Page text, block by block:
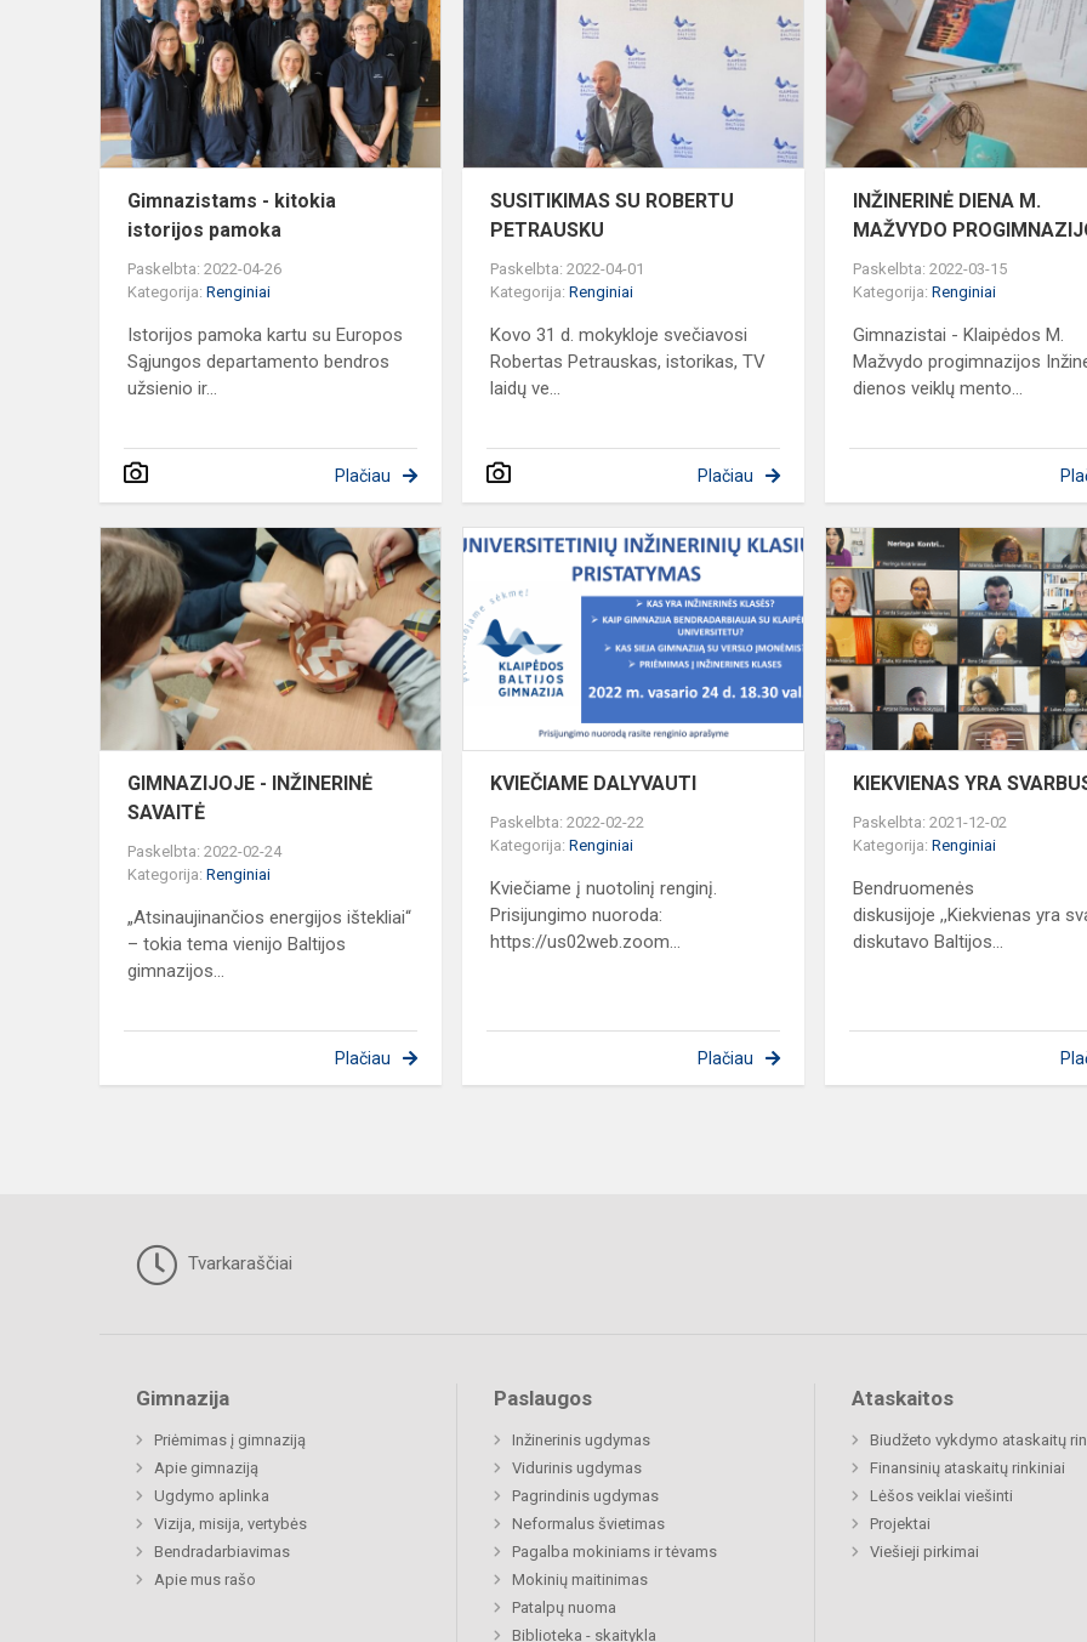
kitokia
istorijos
Gimnazistams - kitokia
istorijos pamoka
Paskelbta: 2022-04-26
Kategorija: Renginiai
Istorijos pamoka kartu su Europos
Sąjungos departamento bendros
užsienio ir...
Plačiau
ROBERTU
PETRAUSKU
SUSITIKIMAS SU ROBERTU
PETRAUSKU
Paskelbta: 2022-04-01
Kategorija:Renginiai
Kovo 31 d. mokykloje svečiavosi
Robertas Petrauskas, istorikas, TV
laidų ve...
Plačiau
INŽINERINĖ DIENA M.
MAŽVYDO
Paskelbta: 2022-03-15
Kategorija:Renginiai
Gimnazistai - Klaipėdos M.
Mažvydo progimnazijos
dienos veiklų mento...
GIMNAZIJOJE
-
INŽINERINĖ
SAVAITĖ
GIMNAZIJOJE - INŽINERINĖ
SAVAITĖ
Paskelbta: 2022-02-24
Kategorija: Renginiai
„Atsinaujinančios energijos ištekliai“
– tokia tema vienijo Baltijos
gimnazijos...
Plačiau
KVIEČIAME
DALYVAUTI
KVIEČIAME DALYVAUTI
Paskelbta: 2022-02-22
Kategorija:Renginiai
Kviečiame į nuotolinį renginį.
Prisijungimo nuoroda:
https://us02web.zoom...
Plačiau
KIEKVIENAS YRA
Paskelbta: 2021-12-02
Kategorija:Renginiai
Bendruomenės
diskusijoje ,,Kiekvienas yra
diskutavo Baltijos...
Tvarkaraščiai
Gimnazija
Priėmimas į gimnaziją
Apie gimnaziją
Ugdymo aplinka
Vizija, misija, vertybės
Bendradarbiavimas
Apie mus rašo
Paslaugos
Inžinerinis ugdymas
Vidurinis ugdymas
Pagrindinis ugdymas
Neformalus švietimas
Pagalba mokiniams ir tėvams
Mokinių maitinimas
Patalpų nuoma
Biblioteka - skaitykla
Ataskaitos
Biudžeto vykdymo ataskaitų
Finansinių ataskaitų rinkiniai
Lėšos veiklai viešinti
Projektai
Viešieji pirkimai